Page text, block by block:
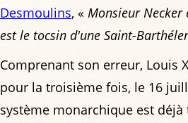
Desmoulins, « Monsieur Necker
est le tocsin d'une Saint-
Comprenant son erreur, Louis
pour la troisième fois, le 16
système monarchique est